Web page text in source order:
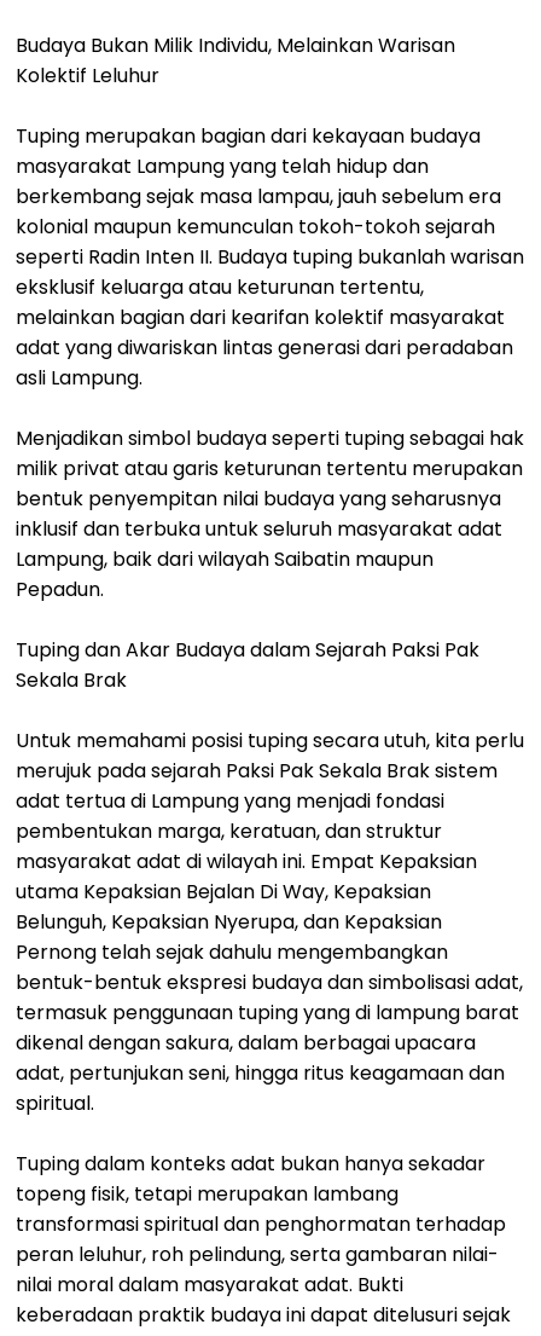
Budaya Bukan Milik Individu, Melainkan Warisan
Kolektif Leluhur
Tuping merupakan bagian dari kekayaan budaya
masyarakat Lampung yang telah hidup dan
berkembang sejak masa lampau, jauh sebelum era
kolonial maupun kemunculan tokoh-tokoh sejarah
seperti Radin Inten II. Budaya tuping bukanlah warisan
eksklusif keluarga atau keturunan tertentu,
melainkan bagian dari kearifan kolektif masyarakat
adat yang diwariskan lintas generasi dari peradaban
asli Lampung.
Menjadikan simbol budaya seperti tuping sebagai hak
milik privat atau garis keturunan tertentu merupakan
bentuk penyempitan nilai budaya yang seharusnya
inklusif dan terbuka untuk seluruh masyarakat adat
Lampung, baik dari wilayah Saibatin maupun
Pepadun.
Tuping dan Akar Budaya dalam Sejarah Paksi Pak
Sekala Brak
Untuk memahami posisi tuping secara utuh, kita perlu
merujuk pada sejarah Paksi Pak Sekala Brak sistem
adat tertua di Lampung yang menjadi fondasi
pembentukan marga, keratuan, dan struktur
masyarakat adat di wilayah ini. Empat Kepaksian
utama Kepaksian Bejalan Di Way, Kepaksian
Belunguh, Kepaksian Nyerupa, dan Kepaksian
Pernong telah sejak dahulu mengembangkan
bentuk-bentuk ekspresi budaya dan simbolisasi adat,
termasuk penggunaan tuping yang di lampung barat
dikenal dengan sakura, dalam berbagai upacara
adat, pertunjukan seni, hingga ritus keagamaan dan
spiritual.
Tuping dalam konteks adat bukan hanya sekadar
topeng fisik, tetapi merupakan lambang
transformasi spiritual dan penghormatan terhadap
peran leluhur, roh pelindung, serta gambaran nilai-
nilai moral dalam masyarakat adat. Bukti
keberadaan praktik budaya ini dapat ditelusuri sejak